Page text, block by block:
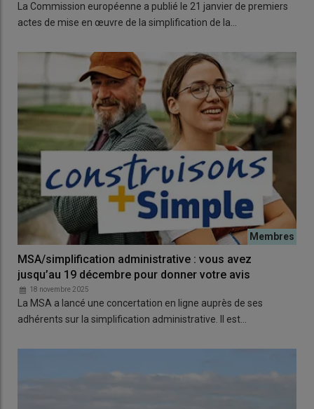
La Commission européenne a publié le 21 janvier de premiers
actes de mise en œuvre de la simplification de la…
MSA/simplification administrative : vous avez
jusqu’au 19 décembre pour donner votre avis
18 novembre 2025
La MSA a lancé une concertation en ligne auprès de ses
adhérents sur la simplification administrative. Il est…